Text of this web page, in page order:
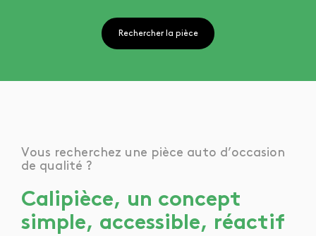
Rechercher la pièce
Vous recherchez une pièce auto d’occasion
de qualité ?
Calipièce, un concept
simple, accessible, réactif